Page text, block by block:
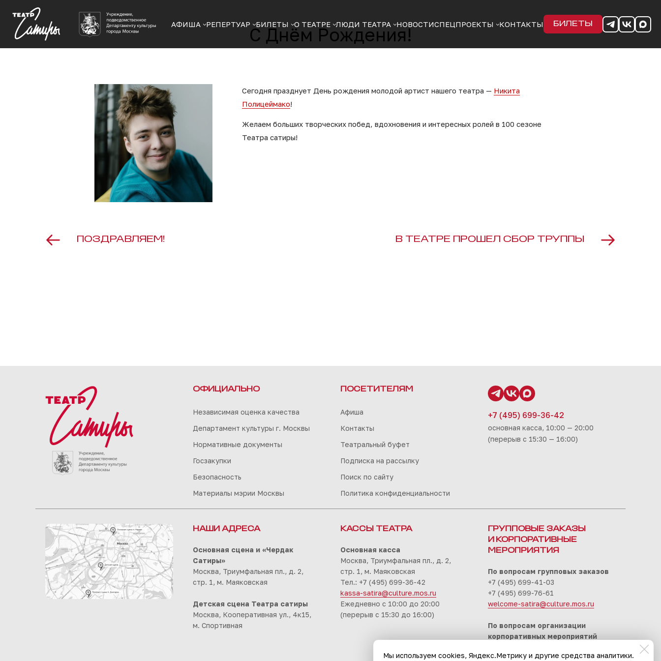
АФИША РЕПЕРТУАР БИЛЕТЫ О ТЕАТРЕ ЛЮДИ ТЕАТРА НОВОСТИСПЕЦПРОЕКТЫ КОНТАКТЫ БИЛЕТЫ
С Днём Рождения!
Сегодня празднует День рождения молодой артист нашего театра — Никита
Полицеймако!
Желаем больших творческих побед, вдохновения и интересных ролей в 100 сезоне
Театра сатиры!
ПОЗДРАВЛЯЕМ! В ТЕАТРЕ ПРОШЕЛ СБОР ТРУППЫ
ОФИЦИАЛЬНО
Независимая оценка качества
Департамент культуры г. Москвы
Нормативные документы
Госзакупки
Безопасность
Материалы мэрии Москвы
ПОСЕТИТЕЛЯМ
Афиша
Контакты
Театральный буфет
Подписка на рассылку
Поиск по сайту
Политика конфиденциальности
+7 (495) 699-36-42
основная касса, 10:00 — 20:00
(перерыв с 15:30 — 16:00)
НАШИ АДРЕСА
Основная сцена и «Чердак
Сатиры»
Москва, Триумфальная пл., д. 2,
стр. 1, м. Маяковская
Детская сцена Театра сатиры
Москва, Кооперативная ул., 4к15,
м. Спортивная
КАССЫ ТЕАТРА
Основная касса
Москва, Триумфальная пл., д. 2,
стр. 1, м. Маяковская
Тел.: +7 (495) 699-36-42
kassa-satira@culture.mos.ru
Ежедневно с 10:00 до 20:00
(перерыв с 15:30 до 16:00)
ГРУППОВЫЕ ЗАКАЗЫ
И КОРПОРАТИВНЫЕ
МЕРОПРИЯТИЯ
По вопросам групповых заказов
+7 (495) 699-41-03
+7 (495) 699-76-61
welcome-satira@culture.mos.ru
По вопросам организации
корпоративных мероприятий
event-satira@culture.mos.ru
Мы используем cookies, Яндекс.Метрику и другие средства аналитики.